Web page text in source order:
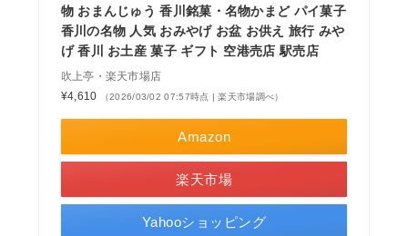
物 おまんじゅう 香川銘菓・名物かまど パイ菓子
香川の名物 人気 おみやげ お盆 お供え 旅行 みや
げ 香川 お土産 菓子 ギフト 空港売店 駅売店
吹上亭・楽天市場店
¥4,610
（2026/03/02 07:57時点 | 楽天市場調べ）
Amazon
楽天市場
Yahooショッピング